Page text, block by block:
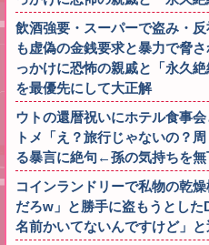
飲酒強要・スーパーで盗み・
も虚偽の金銭要求と暴力で脅
っかけに恐怖の親戚と「永久
を最優先にして大正解
ウトの還暦祝いにホテル食事
トメ「え？旅行じゃないの？
る暴言に絶句←孫の気持ちを
コインランドリーで私物の乾
だろw」と勝手に盗もうとし
名前かいてないんですけど」と